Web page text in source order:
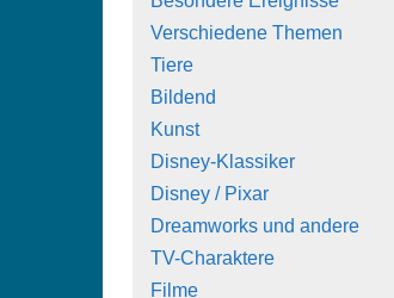
Verschiedene Themen
Tiere
Bildend
Kunst
Disney-Klassiker
Disney / Pixar
Dreamworks und andere
TV-Charaktere
Filme